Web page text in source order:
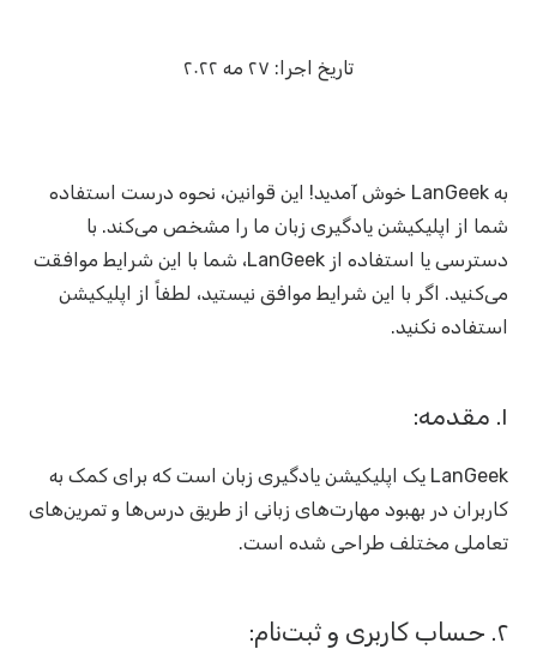
تاریخ اجرا: ۲۷ مه ۲۰۲۲
به LanGeek خوش آمدید! این قوانین، نحوه درست استفاده
شما از اپلیکیشن یادگیری زبان ما را مشخص می‌کند. با
دسترسی یا استفاده از LanGeek، شما با این شرایط موافقت
می‌کنید. اگر با این شرایط موافق نیستید، لطفاً از اپلیکیشن
استفاده نکنید.
۱. مقدمه:
LanGeek یک اپلیکیشن یادگیری زبان است که برای کمک به
کاربران در بهبود مهارت‌های زبانی از طریق درس‌ها و تمرین‌های
تعاملی مختلف طراحی شده است.
۲. حساب کاربری و ثبت‌نام: